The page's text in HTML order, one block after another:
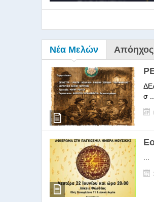
9Ο
Νέα Μελών
σ ...